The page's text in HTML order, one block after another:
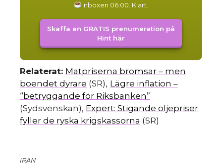
Inboxen 06:00. Klart.
Skaffa en GRATIS prenumeration på
Hint här
Relaterat: Matpriserna bromsar – men
boendet dyrare (SR), Lägre inflation –
“betryggande för Riksbanken”
(Sydsvenskan), Expert: Stigande oljepriser
fyller de ryska krigskassorna (SR)
IRAN